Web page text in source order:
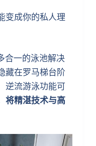
变成你的私人理
合一的泳池解决
藏在罗马梯台阶
逆流游泳功能可
将精湛技术与高